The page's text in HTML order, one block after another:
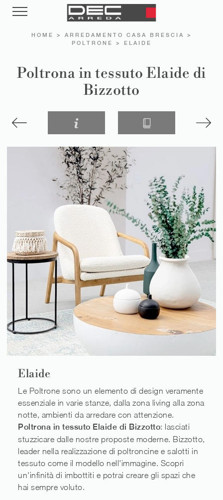
HOME > ARREDAMENTO CASA BRESCIA
>
POLTRONE
> ELAIDE
Poltrona in tessuto Elaide di
Bizzotto
Elaide
Le Poltrone sono un elemento di design veramente
essenziale in varie stanze, dalla zona living alla zona
notte, ambienti da arredare con attenzione.
Poltrona in tessuto Elaide di Bizzotto: lasciati
stuzzicare dalle nostre proposte moderne. Bizzotto,
leader nella realizzazione di poltroncine e salotti in
tessuto come il modello nell'immagine. Scopri
un'infinità di imbottiti e potrai creare gli spazi che
hai sempre voluto.